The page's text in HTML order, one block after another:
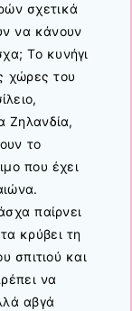
σχετικά
να κάνουν
Το κυνήγι
χώρες του
Ζηλανδία,
το
που έχει
παίρνει
κρύβει τη
σπιτιού και
να
αβγά